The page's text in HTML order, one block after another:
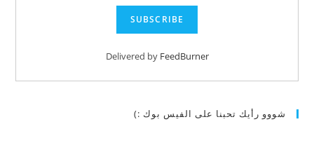
Delivered by FeedBurner
شووو رأيك تحبنا على الفيس بوك :)